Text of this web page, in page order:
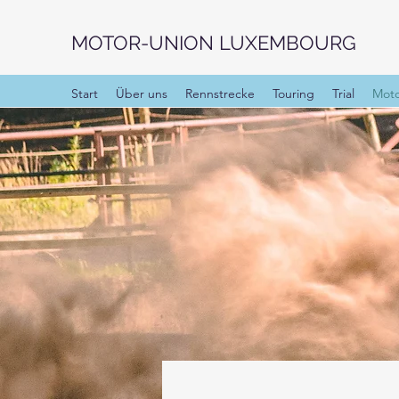
MOTOR-UNION LUXEMBOURG
Start Über uns Rennstrecke Touring Trial